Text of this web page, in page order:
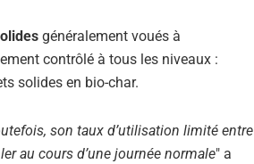
généralement voués à
contrôlé à tous les niveaux :
solides en bio-char.
son taux d’utilisation limité entre
au cours d’une journée normale" a